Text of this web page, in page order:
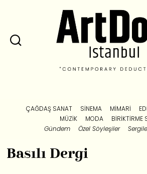
ÇAĞDAŞ SANAT SINEMA MIMARI
MÜZIK
MODA
BIRIKTIRME
Gündem
Özel Söyleşiler
Basılı Dergi